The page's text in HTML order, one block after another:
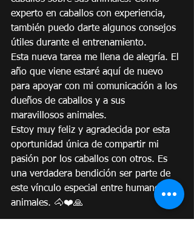
experto en caballos con experiencia,
también puedo darte algunos consejos
útiles durante el entrenamiento.
Esta nueva tarea me llena de alegría. El
año que viene estaré aquí de nuevo
para apoyar con mi comunicación a los
dueños de caballos y a sus
maravillosos animales.
Estoy muy feliz y agradecida por esta
oportunidad única de compartir mi
pasión por los caballos con otros. Es
una verdadera bendición ser parte de
este vínculo especial entre humanos y
animales. 🐴❤️🙏